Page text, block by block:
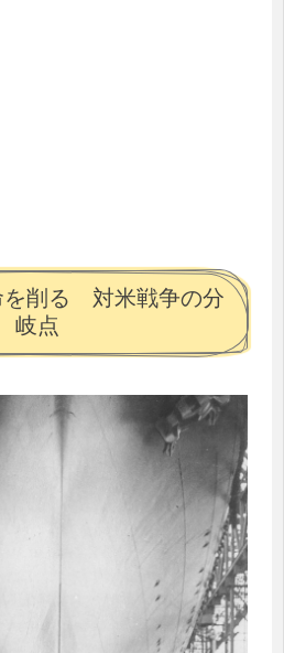
を削る 対米戦争の分
岐点